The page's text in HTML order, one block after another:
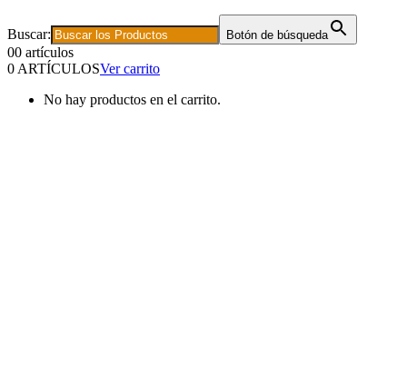
Buscar: Botón de búsqueda
00 artículos
0 ARTÍCULOSVer carrito
No hay productos en el carrito.